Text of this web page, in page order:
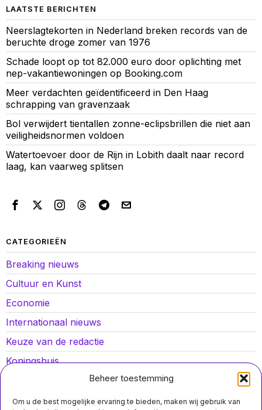
Beheer toestemming
Om u de best mogelijke ervaring te bieden, maken wij gebruik van
LAATSTE BERICHTEN
Neerslagtekorten in Nederland breken records van de
beruchte droge zomer van 1976
Schade loopt op tot 82.000 euro door oplichting met
nep-vakantiewoningen op Booking.com
Meer verdachten geïdentificeerd in Den Haag
schrapping van gravenzaak
Bol verwijdert tientallen zonne-eclipsbrillen die niet aan
veiligheidsnormen voldoen
Watertoevoer door de Rijn in Lobith daalt naar record
laag, kan vaarweg splitsen
CATEGORIEËN
Breaking nieuws
Cultuur en Kunst
Economie
Internationaal nieuws
Keuze van de redactie
Koningshuis
Oorlog in Oekraïne